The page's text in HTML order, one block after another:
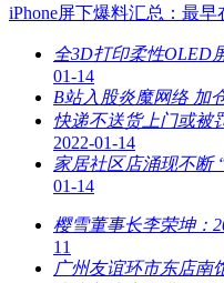
iPhone屏下爆料汇总：最早
全3D打印柔性OLED
01-14
B站入股炎魔网络 加
快递不送货上门或被
2022-01-14
家居社区店涌现不断
01-14
樱雪董事长李荣坤：
11
广州友谊环市东店南